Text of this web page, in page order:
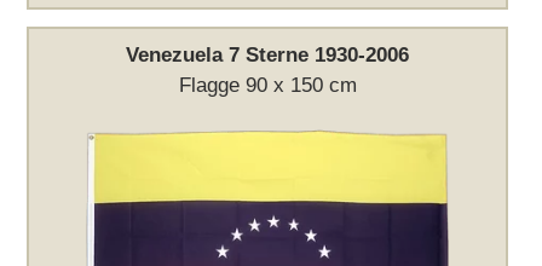
Venezuela 7 Sterne 1930-2006
Flagge 90 x 150 cm